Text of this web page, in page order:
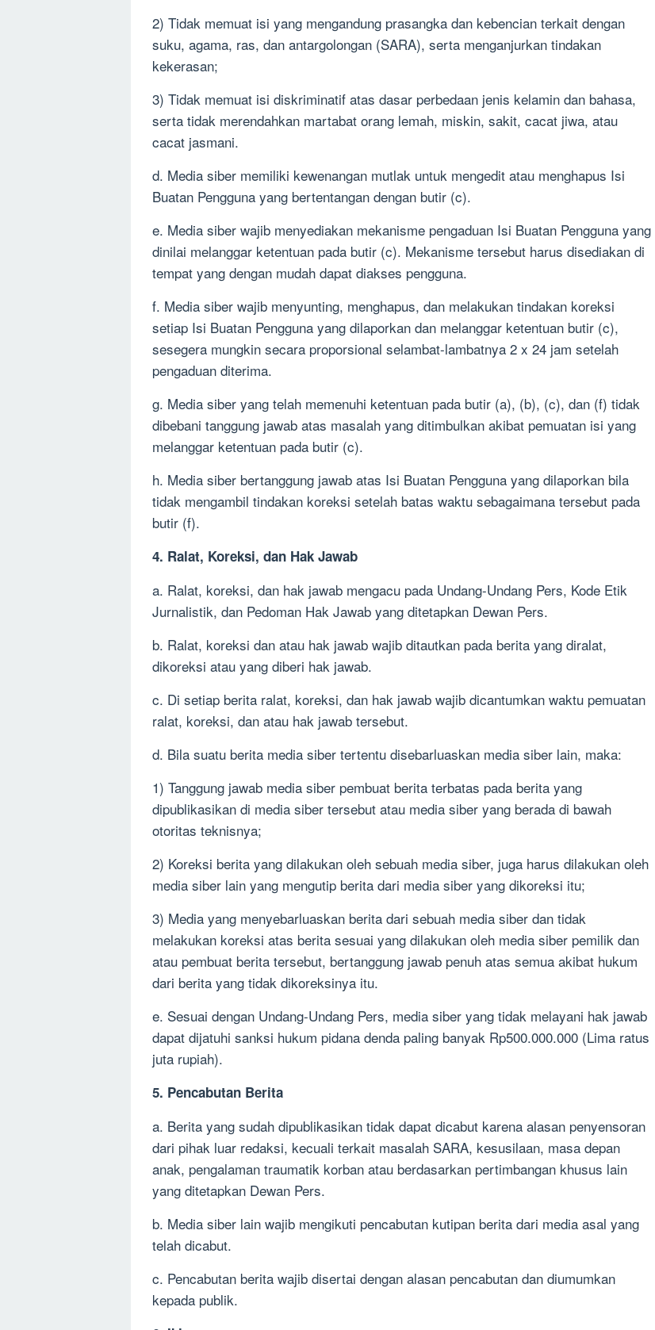
2) Tidak memuat isi yang mengandung prasangka dan kebencian terkait dengan
suku, agama, ras, dan antargolongan (SARA), serta menganjurkan tindakan
kekerasan;
3) Tidak memuat isi diskriminatif atas dasar perbedaan jenis kelamin dan bahasa,
serta tidak merendahkan martabat orang lemah, miskin, sakit, cacat jiwa, atau
cacat jasmani.
d. Media siber memiliki kewenangan mutlak untuk mengedit atau menghapus Isi
Buatan Pengguna yang bertentangan dengan butir (c).
e. Media siber wajib menyediakan mekanisme pengaduan Isi Buatan Pengguna yang
dinilai melanggar ketentuan pada butir (c). Mekanisme tersebut harus disediakan di
tempat yang dengan mudah dapat diakses pengguna.
f. Media siber wajib menyunting, menghapus, dan melakukan tindakan koreksi
setiap Isi Buatan Pengguna yang dilaporkan dan melanggar ketentuan butir (c),
sesegera mungkin secara proporsional selambat-lambatnya 2 x 24 jam setelah
pengaduan diterima.
g. Media siber yang telah memenuhi ketentuan pada butir (a), (b), (c), dan (f) tidak
dibebani tanggung jawab atas masalah yang ditimbulkan akibat pemuatan isi yang
melanggar ketentuan pada butir (c).
h. Media siber bertanggung jawab atas Isi Buatan Pengguna yang dilaporkan bila
tidak mengambil tindakan koreksi setelah batas waktu sebagaimana tersebut pada
butir (f).
4. Ralat, Koreksi, dan Hak Jawab
a. Ralat, koreksi, dan hak jawab mengacu pada Undang-Undang Pers, Kode Etik
Jurnalistik, dan Pedoman Hak Jawab yang ditetapkan Dewan Pers.
b. Ralat, koreksi dan atau hak jawab wajib ditautkan pada berita yang diralat,
dikoreksi atau yang diberi hak jawab.
c. Di setiap berita ralat, koreksi, dan hak jawab wajib dicantumkan waktu pemuatan
ralat, koreksi, dan atau hak jawab tersebut.
d. Bila suatu berita media siber tertentu disebarluaskan media siber lain, maka:
1) Tanggung jawab media siber pembuat berita terbatas pada berita yang
dipublikasikan di media siber tersebut atau media siber yang berada di bawah
otoritas teknisnya;
2) Koreksi berita yang dilakukan oleh sebuah media siber, juga harus dilakukan oleh
media siber lain yang mengutip berita dari media siber yang dikoreksi itu;
3) Media yang menyebarluaskan berita dari sebuah media siber dan tidak
melakukan koreksi atas berita sesuai yang dilakukan oleh media siber pemilik dan
atau pembuat berita tersebut, bertanggung jawab penuh atas semua akibat hukum
dari berita yang tidak dikoreksinya itu.
e. Sesuai dengan Undang-Undang Pers, media siber yang tidak melayani hak jawab
dapat dijatuhi sanksi hukum pidana denda paling banyak Rp500.000.000 (Lima ratus
juta rupiah).
5. Pencabutan Berita
a. Berita yang sudah dipublikasikan tidak dapat dicabut karena alasan penyensoran
dari pihak luar redaksi, kecuali terkait masalah SARA, kesusilaan, masa depan
anak, pengalaman traumatik korban atau berdasarkan pertimbangan khusus lain
yang ditetapkan Dewan Pers.
b. Media siber lain wajib mengikuti pencabutan kutipan berita dari media asal yang
telah dicabut.
c. Pencabutan berita wajib disertai dengan alasan pencabutan dan diumumkan
kepada publik.